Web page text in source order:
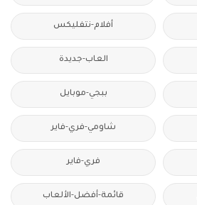
أفلام-نتفليكس
العاب-جديدة
ببجي-موبايل
شاومي-فري-فاير
فري-فاير
قائمة-أفضل-الألعاب